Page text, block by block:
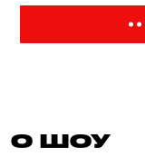
О ШОУ